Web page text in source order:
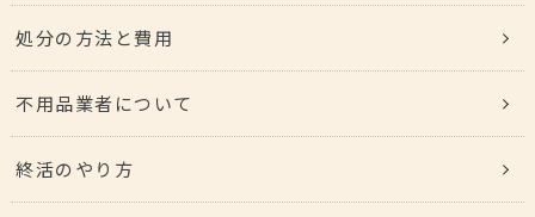
処分の方法と費用
不用品業者について
終活のやり方